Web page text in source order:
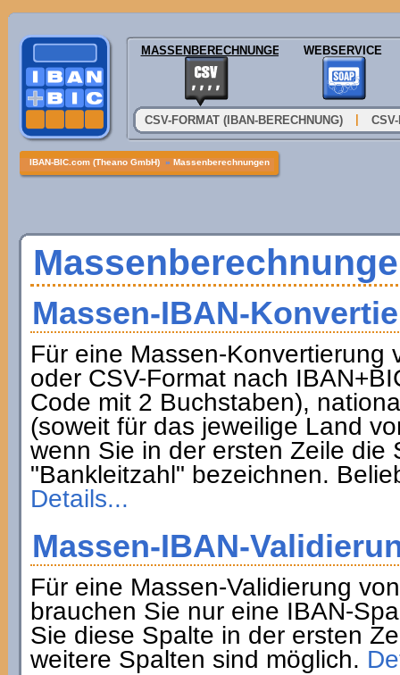
MASSENBERECHNUNGEN WEBSERVICE
CSV-FORMAT (IBAN-BERECHNUNG)
IBAN-BIC.com (Theano GmbH) » Massenberechnungen
Massen-IBAN-
Für eine Massen-Konvertierung
oder CSV-Format nach
Code mit 2 Buchstaben),
(soweit für das jeweilige Land
wenn Sie in der ersten Zeile die
"Bankleitzahl" bezeichnen.
Details...
Massen-IBAN-
Für eine Massen-Validierung
brauchen Sie nur eine IBAN-
Sie diese Spalte in der ersten
weitere Spalten sind möglich.